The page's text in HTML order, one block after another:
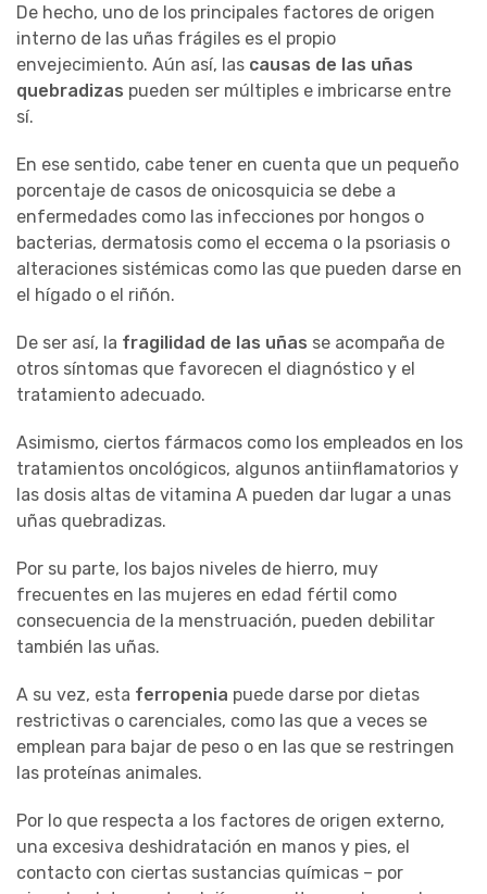
De hecho, uno de los principales factores de origen
interno de las uñas frágiles es el propio
envejecimiento. Aún así, las causas de las uñas
quebradizas pueden ser múltiples e imbricarse entre
sí.
En ese sentido, cabe tener en cuenta que un pequeño
porcentaje de casos de onicosquicia se debe a
enfermedades como las infecciones por hongos o
bacterias, dermatosis como el eccema o la psoriasis o
alteraciones sistémicas como las que pueden darse en
el hígado o el riñón.
De ser así, la fragilidad de las uñas se acompaña de
otros síntomas que favorecen el diagnóstico y el
tratamiento adecuado.
Asimismo, ciertos fármacos como los empleados en los
tratamientos oncológicos, algunos antiinflamatorios y
las dosis altas de vitamina A pueden dar lugar a unas
uñas quebradizas.
Por su parte, los bajos niveles de hierro, muy
frecuentes en las mujeres en edad fértil como
consecuencia de la menstruación, pueden debilitar
también las uñas.
A su vez, esta ferropenia puede darse por dietas
restrictivas o carenciales, como las que a veces se
emplean para bajar de peso o en las que se restringen
las proteínas animales.
Por lo que respecta a los factores de origen externo,
una excesiva deshidratación en manos y pies, el
contacto con ciertas sustancias químicas – por